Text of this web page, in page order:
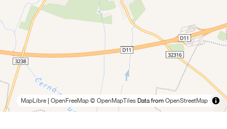
MapLibre OpenFreeMap © OpenMapTiles Data from OpenStreetMap